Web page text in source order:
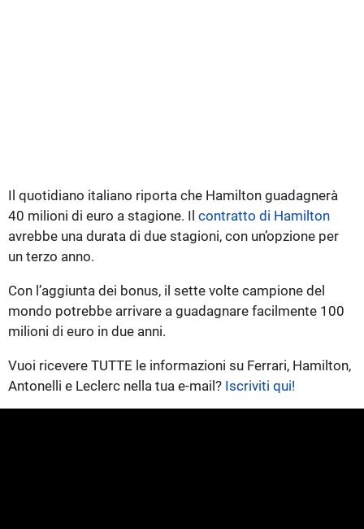
Il quotidiano italiano riporta che Hamilton guadagnerà
40 milioni di euro a stagione. Il contratto di Hamilton
avrebbe una durata di due stagioni, con un’opzione per
un terzo anno.
Con l’aggiunta dei bonus, il sette volte campione del
mondo potrebbe arrivare a guadagnare facilmente 100
milioni di euro in due anni.
Vuoi ricevere TUTTE le informazioni su Ferrari, Hamilton,
Antonelli e Leclerc nella tua e-mail? Iscriviti qui!